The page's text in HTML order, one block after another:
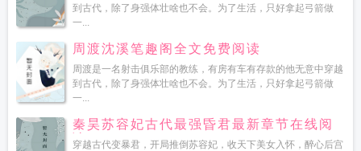
到古代，除了身强体壮啥也不会。为了生活，只好拿起弓箭做
一...
周渡沈溪笔趣阁全文免费阅读
周渡是一名射击俱乐部的教练，有房有车有存款的他无意中穿越
到古代，除了身强体壮啥也不会。为了生活，只好拿起弓箭做
一...
秦昊苏容妃古代最强昏君最新章节在线阅
读
穿越古代变暴君，开局推倒苏容妃，收天下美女入怀，醉心后宫